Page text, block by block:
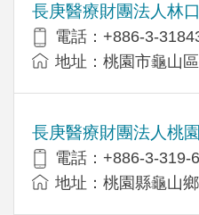
長庚醫療財團法人林
電話：+886-3-
地址：桃園市龜山
長庚醫療財團法人桃
電話：+886-3-319-
地址：桃園縣龜山